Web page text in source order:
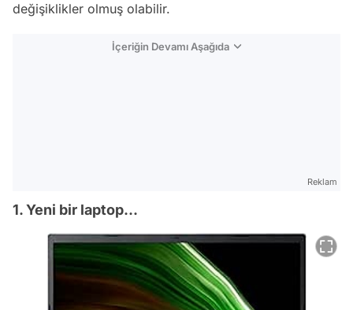
değişiklikler olmuş olabilir.
İçeriğin Devamı Aşağıda
Reklam
1. Yeni bir laptop...